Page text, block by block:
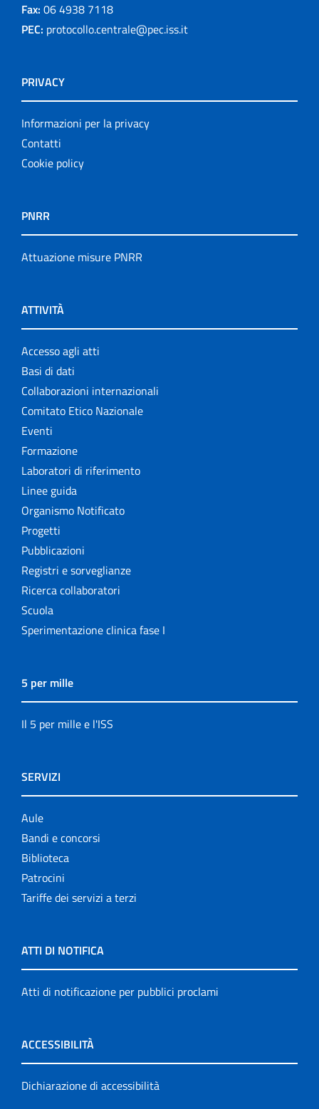
Fax: 06 4938 7118
PEC: protocollo.centrale@pec.iss.it
PRIVACY
Informazioni per la privacy
Contatti
Cookie policy
PNRR
Attuazione misure PNRR
ATTIVITÀ
Accesso agli atti
Basi di dati
Collaborazioni internazionali
Comitato Etico Nazionale
Eventi
Formazione
Laboratori di riferimento
Linee guida
Organismo Notificato
Progetti
Pubblicazioni
Registri e sorveglianze
Ricerca collaboratori
Scuola
Sperimentazione clinica fase I
5 per mille
Il 5 per mille e l'ISS
SERVIZI
Aule
Bandi e concorsi
Biblioteca
Patrocini
Tariffe dei servizi a terzi
ATTI DI NOTIFICA
Atti di notificazione per pubblici proclami
ACCESSIBILITÀ
Dichiarazione di accessibilità